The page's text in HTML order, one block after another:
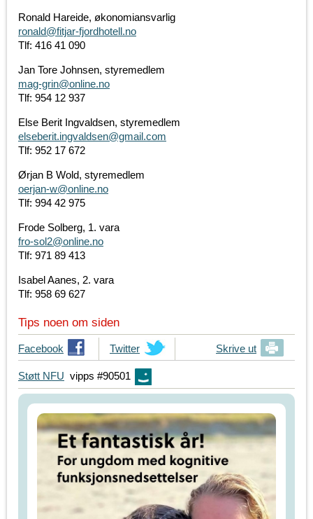
Ronald Hareide, økonomiansvarlig
ronald@fitjar-fjordhotell.no
Tlf: 416 41 090
Jan Tore Johnsen, styremedlem
mag-grin@online.no
Tlf: 954 12 937
Else Berit Ingvaldsen, styremedlem
elseberit.ingvaldsen@gmail.com
Tlf: 952 17 672
Ørjan B Wold, styremedlem
oerjan-w@online.no
Tlf: 994 42 975
Frode Solberg, 1. vara
fro-sol2@online.no
Tlf: 971 89 413
Isabel Aanes, 2. vara
Tlf: 958 69 627
Tips noen om siden
T
i
p
s
Facebook
T
i
p
s
i
n
e
Twitter Skrive ut
Støtt NFU vipps #90501